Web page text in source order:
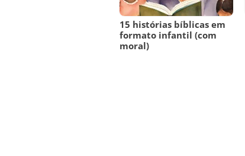
15 histórias bíblicas em
formato infantil (com
moral)